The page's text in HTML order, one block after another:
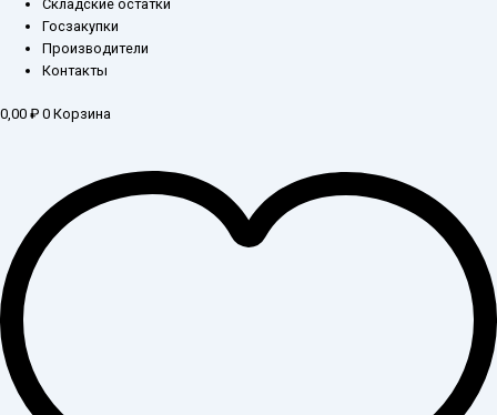
Складские остатки
Госзакупки
Производители
Контакты
0,00 ₽ 0 Корзина